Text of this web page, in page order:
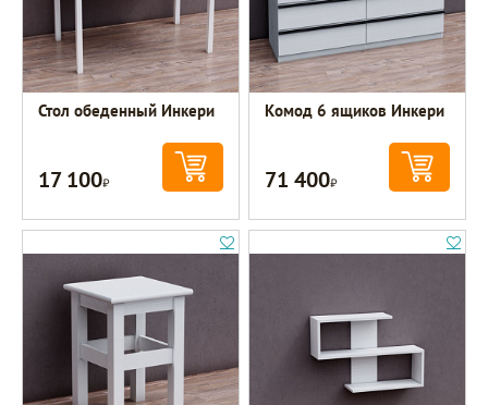
Стол обеденный Инкери
17 100Р
Комод 6 ящиков Инкери
71 400Р